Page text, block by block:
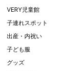
VERY児童館
子連れスポット
出産・内祝い
子ども服
グッズ